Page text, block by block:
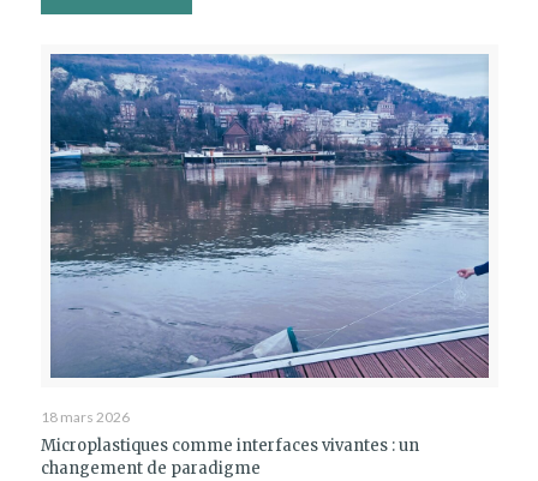
18 mars 2026
Microplastiques comme interfaces vivantes : un
changement de paradigme